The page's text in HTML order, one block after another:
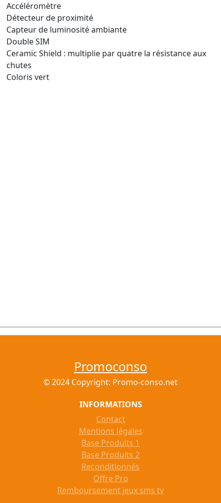
Accéléromètre
Détecteur de proximité
Capteur de luminosité ambiante
Double SIM
Ceramic Shield : multiplie par quatre la résistance aux
chutes
Coloris vert
Promoconso
© 2024 Copyright: Promo-conso.net
INFORMATIONS
Contact
Mentions légales
Base Produits 1
Base Produits 2
Reconditionnés
Offre Pro
Remboursement jeux sms tv